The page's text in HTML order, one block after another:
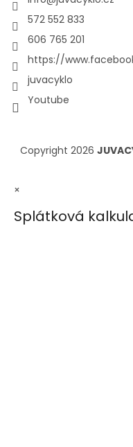
572 552 833
606 765 201
https://
juvacyklo
Youtube
Copyright 2026
×
Splátková